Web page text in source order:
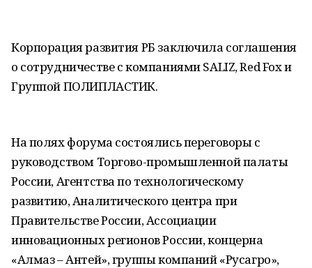
Корпорация развития РБ заключила соглашения
о сотрудничестве с компаниями SALIZ, Red Fox и
Группой ПОЛИПЛАСТИК.
На полях форума состоялись переговоры с
руководством Торгово-промышленной палаты
России, Агентства по технологическому
развитию, Аналитического центра при
Правительстве России, Ассоциации
инновационных регионов России, концерна
«Алмаз – Антей», группы компаний «Русагро»,